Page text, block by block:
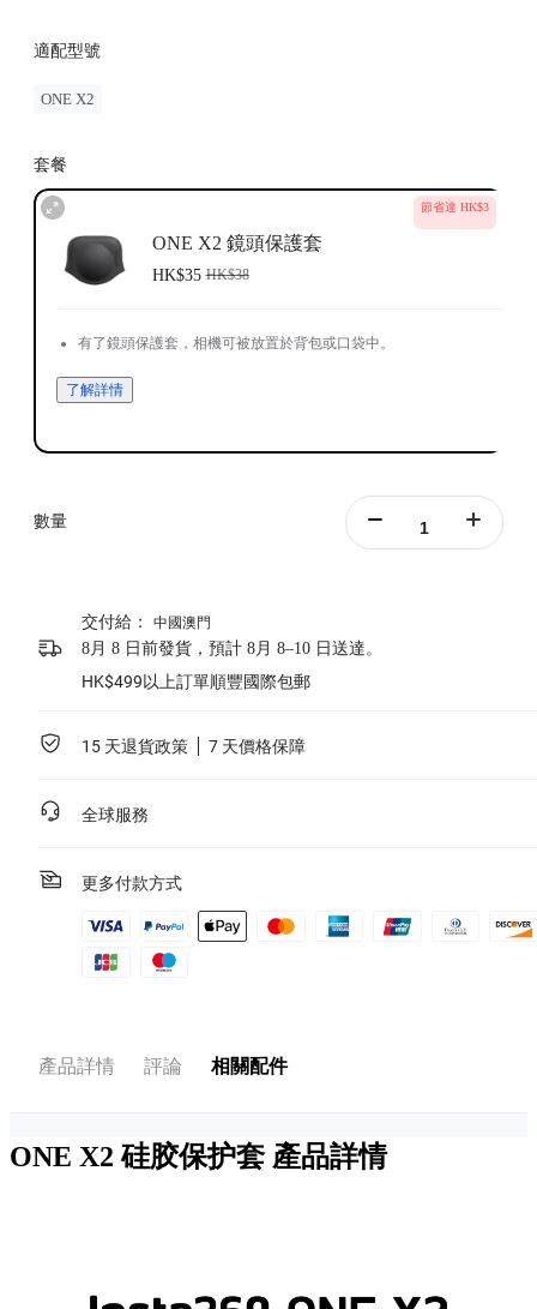
適配型號
ONE X2
套餐
節省達 HK$3
ONE X2 鏡頭保護套
HK$35 HK$38
有了鏡頭保護套，相機可被放置於背包或口袋中。
了解詳情
數量
交付給： 中國澳門
8月 8 日前發貨，預計 8月 8–10 日送達。
HK$499以上訂單順豐國際包郵
15 天退貨政策 7 天價格保障
全球服務
更多付款方式
產品詳情 評論 相關配件
ONE X2 硅胶保护套 產品詳情